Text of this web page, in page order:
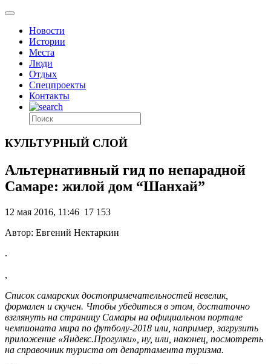
Новости
Истории
Места
Люди
Отдых
Спецпроекты
Контакты
КУЛЬТУРНЫЙ СЛОЙ
Альтернативный гид по непарадной
Самаре: жилой дом “Шанхай”
12 мая 2016, 11:46 17 153
Автор: Евгений Нектаркин
.
,
Список самарских достопримечательностей невелик,
формален и скучен. Чтобы убедиться в этом, достаточно
взглянуть на страницу Самары на официальном портале
чемпионата мира по футболу-2018 или, например, загрузить
приложение «Яндекс.Прогулки», ну, или, наконец, посмотреть
на справочник туриста от департамента туризма.